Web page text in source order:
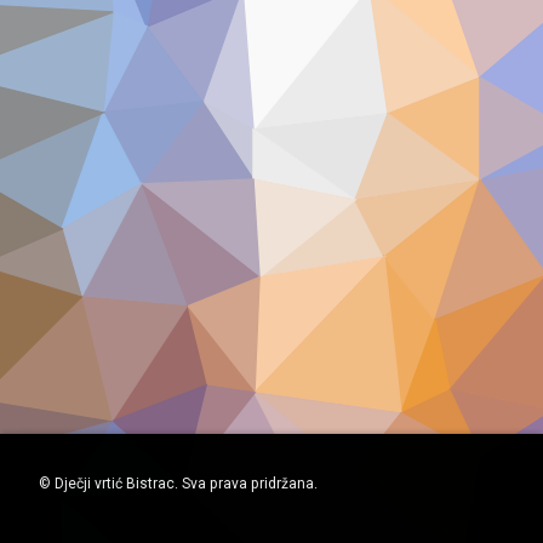
© Dječji vrtić Bistrac. Sva prava pridržana.